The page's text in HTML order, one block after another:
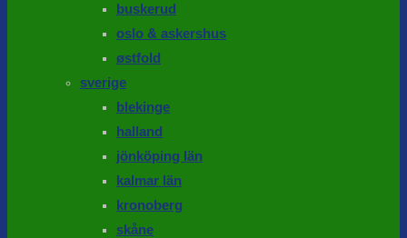
buskerud
oslo & askershus
østfold
sverige
blekinge
halland
jönköping län
kalmar län
kronoberg
skåne